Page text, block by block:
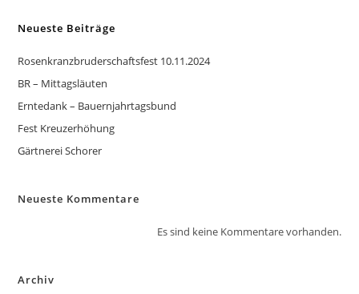
Neueste Beiträge
Rosenkranzbruderschaftsfest 10.11.2024
BR – Mittagsläuten
Erntedank – Bauernjahrtagsbund
Fest Kreuzerhöhung
Gärtnerei Schorer
Neueste Kommentare
Es sind keine Kommentare vorhanden.
Archiv